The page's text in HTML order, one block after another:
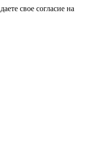
свое согласие на